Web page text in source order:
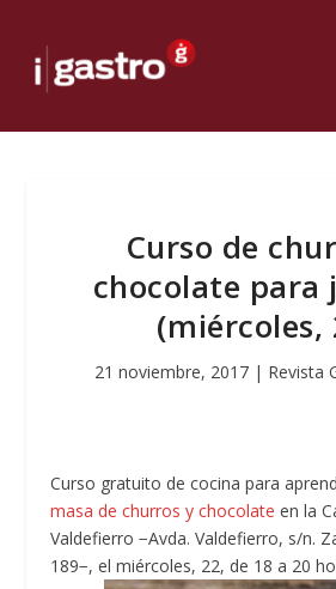
Curso de
chocolate para
(miércoles,
21 noviembre, 2017| Revista
Curso gratuito de cocina para
masa de churros y chocolate en la
Valdefierro −Avda. Valdefierro, s/n.
189−, el miércoles, 22, de 18 a 20